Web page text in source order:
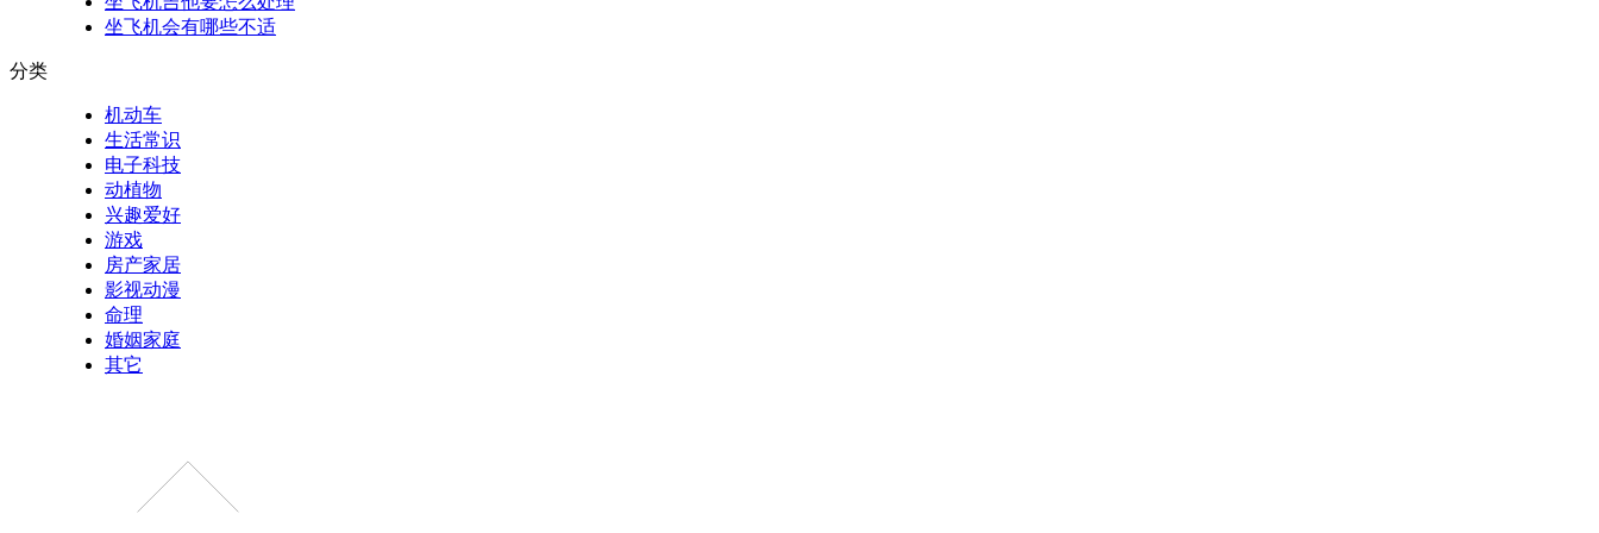
坐飞机会有哪些不适
分类
机动车
生活常识
电子科技
动植物
兴趣爱好
游戏
房产家居
影视动漫
命理
婚姻家庭
其它